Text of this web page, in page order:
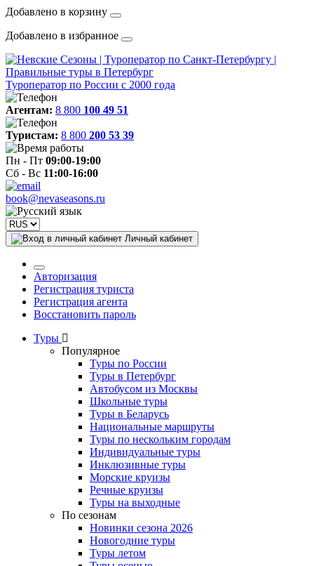
Добавлено в корзину
Добавлено в избранное
Туроператор по России с 2000 года
Агентам: 8 800 100 49 51
Туристам: 8 800 200 53 39
Пн - Пт 09:00-19:00
Сб - Вс 11:00-16:00
book@nevaseasons.ru
Личный кабинет
Авторизация
Регистрация туриста
Регистрация агента
Восстановить пароль
Туры
Популярное
Туры по России
Туры в Петербург
Автобусом из Москвы
Школьные туры
Туры в Беларусь
Национальные маршруты
Туры по нескольким городам
Индивидуальные туры
Инклюзивные туры
Морские круизы
Речные круизы
Туры на выходные
По сезонам
Новинки сезона 2026
Новогодние туры
Туры летом